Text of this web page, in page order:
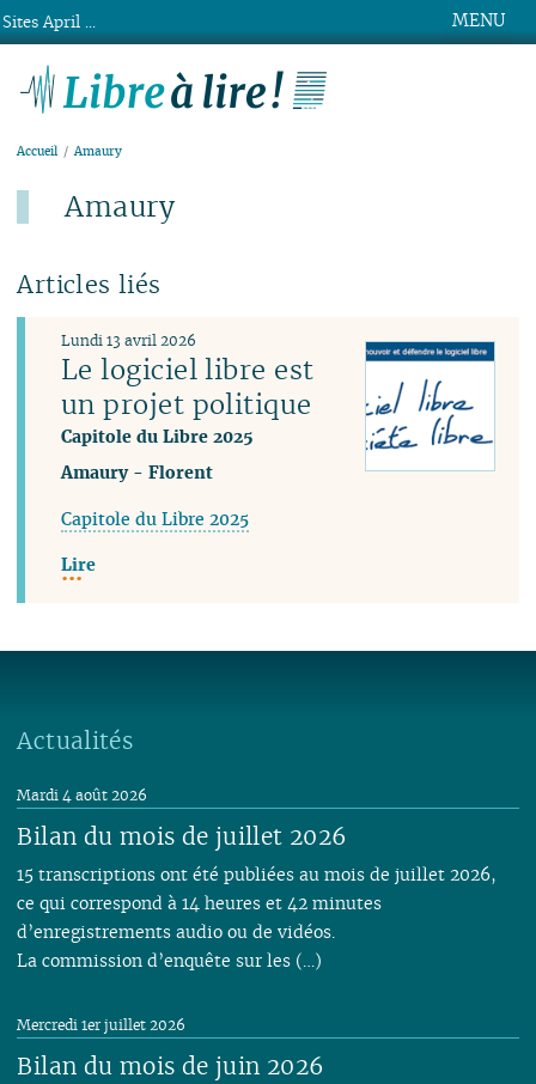
MENU
Accueil Amaury
Amaury
Articles liés
Le logiciel libre est
un projet politique
Capitole du Libre 2025
Lundi 13 avril 2026
Amaury-Florent
Capitole du Libre 2025
Lire
Actualités
Bilan du mois de juillet 2026
Mardi 4 août 2026
15 transcriptions ont été publiées au mois de juillet 2026,
ce qui correspond à 14 heures et 42 minutes
d’enregistrements audio ou de vidéos.
La commission d’enquête sur les (…)
Bilan du mois de juin 2026
Mercredi 1er juillet 2026
Sites April ...